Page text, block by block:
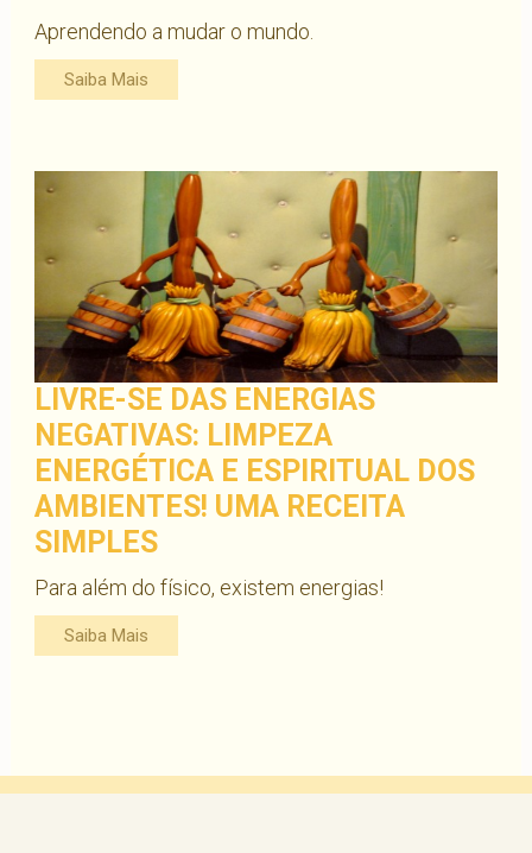
Aprendendo a mudar o mundo.
Saiba Mais
LIVRE-SE DAS ENERGIAS
NEGATIVAS: LIMPEZA
ENERGÉTICA E ESPIRITUAL DOS
AMBIENTES! UMA RECEITA
SIMPLES
Para além do físico, existem energias!
Saiba Mais